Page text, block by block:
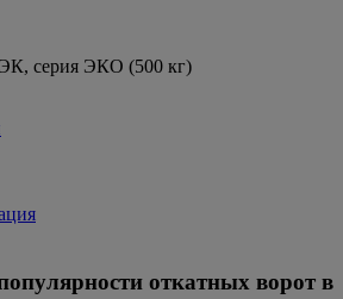
серия ЭКО (500 кг)
откатных ворот в